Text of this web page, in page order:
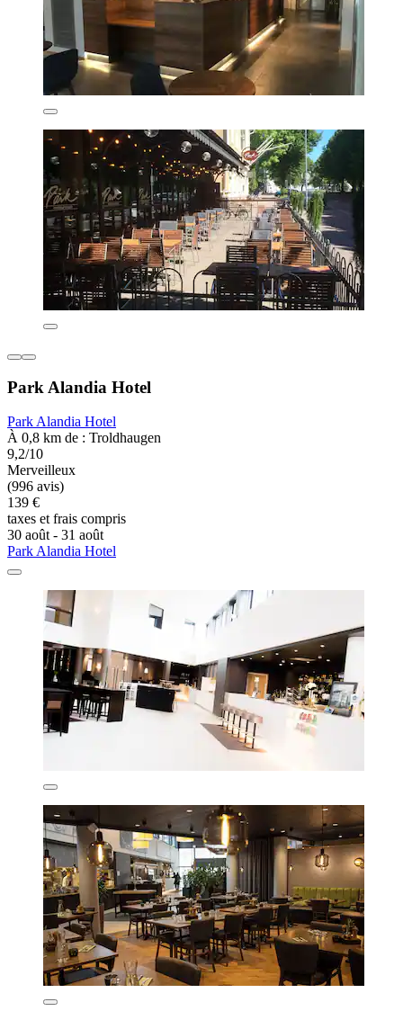
Park Alandia Hotel
Park Alandia Hotel
À 0,8 km de : Troldhaugen
9,2/10
Merveilleux
(996 avis)
139 €
taxes et frais compris
30 août - 31 août
Park Alandia Hotel